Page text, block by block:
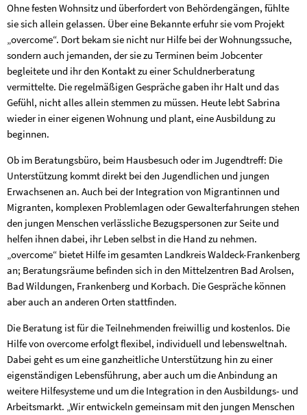
Ohne festen Wohnsitz und überfordert von Behördengängen, fühlte
sie sich allein gelassen. Über eine Bekannte erfuhr sie vom Projekt
„overcome“. Dort bekam sie nicht nur Hilfe bei der Wohnungssuche,
sondern auch jemanden, der sie zu Terminen beim Jobcenter
begleitete und ihr den Kontakt zu einer Schuldnerberatung
vermittelte. Die regelmäßigen Gespräche gaben ihr Halt und das
Gefühl, nicht alles allein stemmen zu müssen. Heute lebt Sabrina
wieder in einer eigenen Wohnung und plant, eine Ausbildung zu
beginnen.
Ob im Beratungsbüro, beim Hausbesuch oder im Jugendtreff: Die
Unterstützung kommt direkt bei den Jugendlichen und jungen
Erwachsenen an. Auch bei der Integration von Migrantinnen und
Migranten, komplexen Problemlagen oder Gewalterfahrungen stehen
den jungen Menschen verlässliche Bezugspersonen zur Seite und
helfen ihnen dabei, ihr Leben selbst in die Hand zu nehmen.
„overcome“ bietet Hilfe im gesamten Landkreis Waldeck-Frankenberg
an; Beratungsräume befinden sich in den Mittelzentren Bad Arolsen,
Bad Wildungen, Frankenberg und Korbach. Die Gespräche können
aber auch an anderen Orten stattfinden.
Die Beratung ist für die Teilnehmenden freiwillig und kostenlos. Die
Hilfe von overcome erfolgt flexibel, individuell und lebensweltnah.
Dabei geht es um eine ganzheitliche Unterstützung hin zu einer
eigenständigen Lebensführung, aber auch um die Anbindung an
weitere Hilfesysteme und um die Integration in den Ausbildungs- und
Arbeitsmarkt. „Wir entwickeln gemeinsam mit den jungen Menschen